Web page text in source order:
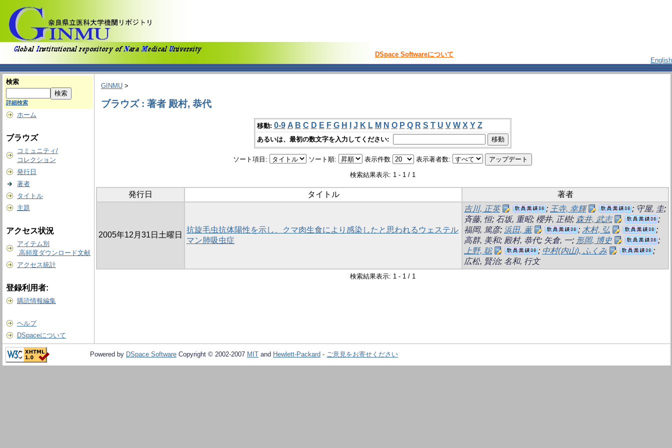
DSpace Softwareについて
English
検索
詳細検索
ホーム
ブラウズ
コミュニティ/
コレクション
発行日
著者
タイトル
主題
アクセス状況
アイテム別
高頻度ダウンロード文献
アクセス統計
登録利用者:
購読情報編集
ヘルプ
DSpaceについて
GINMU >
ブラウズ : 著者 殿村, 恭代
移動: 0-9 A B C D E F G H J K L M N O P Q R S T U V W X Y Z
あるいは、最初の数文字を入力してください:
ソート項目: ソート順: 表示件数 表示著者数:
検索結果表示: 1 - 1 / 1
発行日 タイトル 著者
2005年12月31日土曜日
抗旋毛虫抗体陽性を示し、クマ肉生食により感染したと思われるウェステル
マン肺吸虫症
吉川, 正英 ; 王寺, 幸輝 ; 守屋, 圭;
斉藤, 恒; 石坂, 重昭; 櫻井, 正樹; 森井, 武志
;
福岡, 篤彦; 浜田, 薫 ; 木村, 弘
;
高群, 美和; 殿村, 恭代; 矢倉, 一; 形岡, 博史
;
上野, 聡
; 中村(内山), ふくみ
;
広松, 賢治; 名和, 行文
検索結果表示: 1 - 1 / 1
Powered by DSpace Software Copyright © 2002-2007 MIT and Hewlett-Packard - ご意見をお寄せください